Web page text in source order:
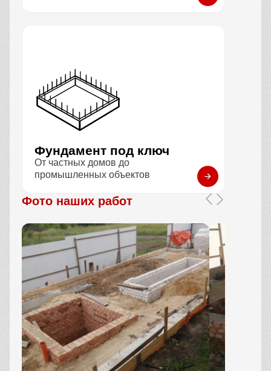
Фундамент под ключ
От частных домов до
промышленных объектов
Фото наших работ